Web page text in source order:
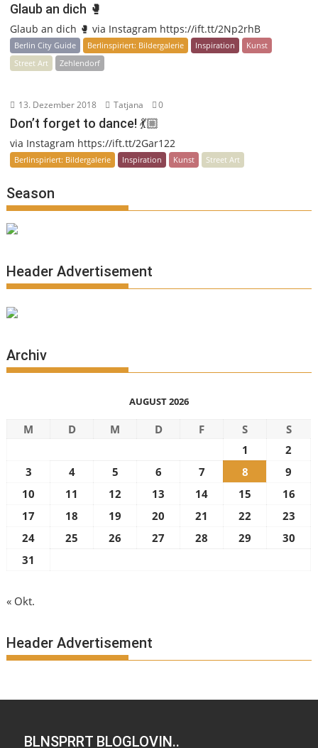
Glaub an dich 🥊
Glaub an dich 🥊 via Instagram https://ift.tt/2Np2rhB
Berlin City Guide Berlinspiriert: Bildergalerie Inspiration
Kunst
Street Art
Zehlendorf
13. Dezember 2018 Tatjana 0
Don’t forget to dance! 💃🏼
via Instagram https://ift.tt/2Gar122
Berlinspiriert: Bildergalerie Inspiration Kunst Street Art
Season
Header Advertisement
Archiv
AUGUST 2026
M D M D F S
S
1
2
3
4 5 6 7 8
9
10
11 12 13 14 15
16
17
18 19 20 21 22
23
24
25 26 27 28 29
30
31
« Okt.
Header Advertisement
BLNSPRRT BLOGLOVIN..